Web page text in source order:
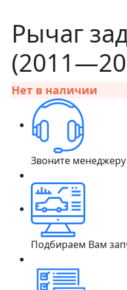
Рычаг
Нет в наличии
Звоните менеджеру
Подбираем Вам